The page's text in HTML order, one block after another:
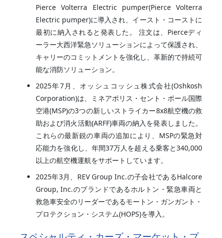
Pierce Volterra Electric pumper(Pierce Volterra
Electric pumper)に導入され、イースト・コーストに
最初に納入されると発表した。 注文は、Pierceディ
ーラー大西洋緊急ソリューションによって保護され、
キャリーのコミットメントを強化し、革新的で持続可
能な消防ソリューション。
2025年7月、オッシュコッシュ株式会社(Oshkosh
Corporation)は、ミネアポリス・セント・ポール国際
空港(MSP)の3つの新しいストライカー8x8航空機の救
助および消火活動(ARFF)車両の納入を発表しました。
これらの最新鋭の車両の追加により、MSPの緊急対
応能力を強化し、年間37万人を超える乗客と340,000
以上の航空機運航をサポートしています。
2025年3月、REV Group Inc.の子会社であるHalcore
Group, Inc.のブランドであるホルトン・緊急車両と
救急車安全のリーダーであるモートン・ガンガント・
プロテクション・システム(HOPS)を導入。